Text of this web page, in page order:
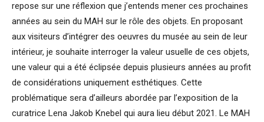
repose sur une réflexion que j’entends mener ces prochaines
années au sein du MAH sur le rôle des objets. En proposant
aux visiteurs d’intégrer des oeuvres du musée au sein de leur
intérieur, je souhaite interroger la valeur usuelle de ces objets,
une valeur qui a été éclipsée depuis plusieurs années au profit
de considérations uniquement esthétiques. Cette
problématique sera d’ailleurs abordée par l’exposition de la
curatrice Lena Jakob Knebel qui aura lieu début 2021. Le MAH